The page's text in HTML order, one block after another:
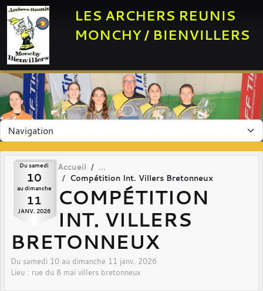
LES ARCHERS REUNIS
MONCHY / BIENVILLERS
Dusamedi
10
audimanche
11
JANV. 2026
Accueil
Compétition Int. Villers Bretonneux
COMPÉTITION
INT. VILLERS
BRETONNEUX
Du samedi 10 au dimanche 11 janv. 2026
Lieu : rue du 8 mai villers bretonneux
Panneau de gestion des cookies